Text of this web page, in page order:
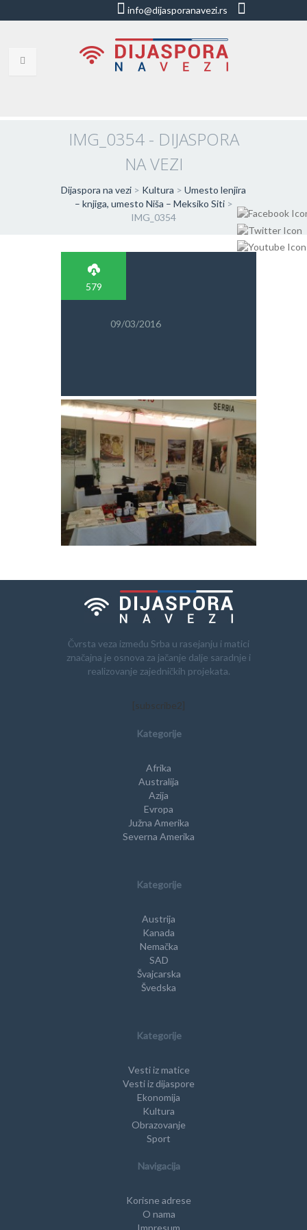
info@dijasporanavezi.rs
8528011
BLOG
O NAMA
KORISNE ADRESE
IMPRESUM
IMG_0354 - DIJASPORA
NA VEZI
Dijaspora na vezi > Kultura > Umesto lenjira
– knjiga, umesto Niša – Meksiko Siti>
IMG_0354
579
09/03/2016
Čvrsta veza između Srba u rasejanju i matici
značajna je osnova za jačanje dalje saradnje i
realizovanje zajedničkih projekata.
[subscribe2]
Kategorije
Afrika
Australija
Azija
Evropa
Južna Amerika
Severna Amerika
Kategorije
Austrija
Kanada
Nemačka
SAD
Švajcarska
Švedska
Kategorije
Vesti iz matice
Vesti iz dijaspore
Ekonomija
Kultura
Obrazovanje
Sport
Navigacija
Korisne adrese
O nama
Impresum